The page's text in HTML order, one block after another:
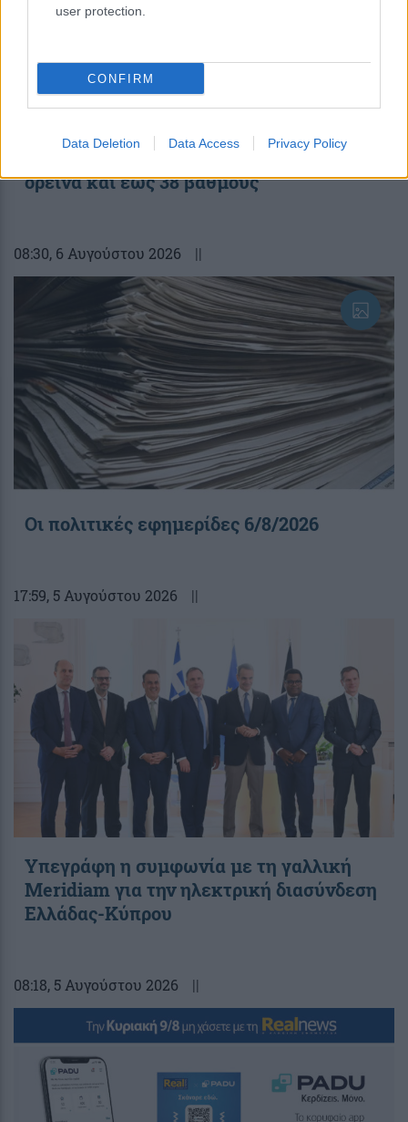
user protection.
CONFIRM
Data Deletion Data Access Privacy Policy
Καιρός: Αίθριος με τοπικές βροχές στα
ορεινά και έως 38 βαθμούς
08:30, 6 Αυγούστου 2026 ||
Οι πολιτικές εφημερίδες 6/8/2026
17:59, 5 Αυγούστου 2026 ||
Υπεγράφη η συμφωνία με τη γαλλική
Meridiam για την ηλεκτρική διασύνδεση
Ελλάδας-Κύπρου
08:18, 5 Αυγούστου 2026 ||